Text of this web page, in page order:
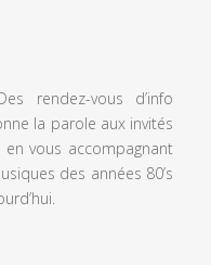
rendez-vous d’info
la parole aux invités
vous accompagnant
des années 80’s